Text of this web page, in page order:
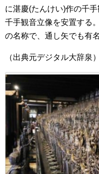
に湛慶(たんけい)作の千
千手観音立像を安置する
の名称で、通し矢でも有
（出典元デジタル大辞泉）